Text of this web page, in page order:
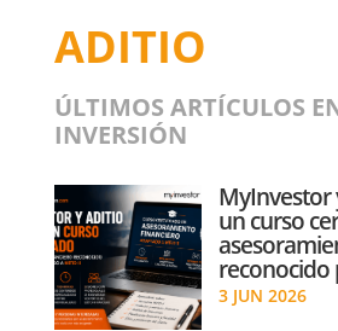
ADITIO
ÚLTIMOS ARTÍCULOS
INVERSIÓN
MyInvestor
un curso
reconocido
3 JUN 2026